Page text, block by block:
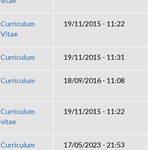
Curriculum
Vitae
19/11/2015 - 11:22
Curriculum 19/11/2015 - 11:31
Curriculum 18/09/2016 - 11:08
Curriculum
vitae
19/11/2015 - 11:22
Curriculum 17/05/2023 - 21:53